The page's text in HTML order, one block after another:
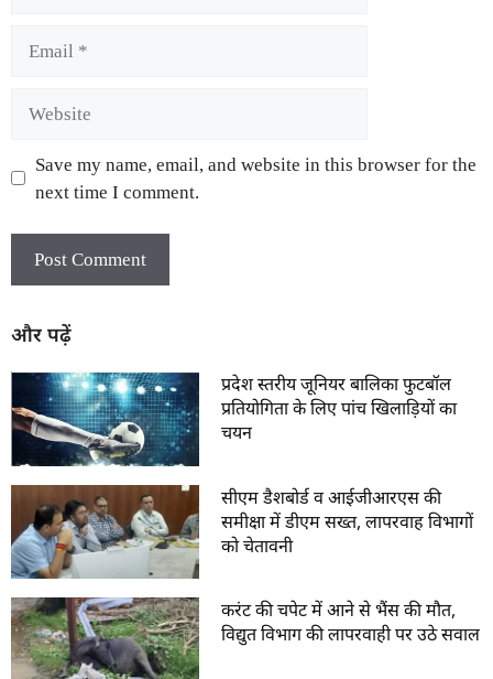
Save my name, email, and website in this browser for the
next time I comment.
और पढ़ें
प्रदेश स्तरीय जूनियर बालिका फुटबॉल
प्रतियोगिता के लिए पांच खिलाड़ियों का
चयन
सीएम डैशबोर्ड व आईजीआरएस की
समीक्षा में डीएम सख्त, लापरवाह विभागों
को चेतावनी
करंट की चपेट में आने से भैंस की मौत,
विद्युत विभाग की लापरवाही पर उठे सवाल